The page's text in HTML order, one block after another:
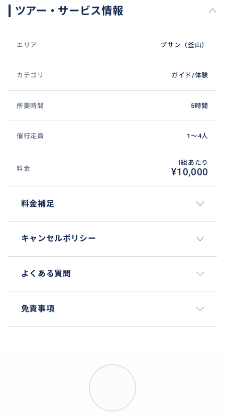
釜山市内から一番近いアウトレット到着🛬
ツアー・サービス情報
エリア プサン（釜山）
カテゴリ ガイド/体験
所要時間 5時間
催行定員 1〜4人
料金
1組あたり
¥10,000
料金補足
キャンセルポリシー
よくある質問
免責事項